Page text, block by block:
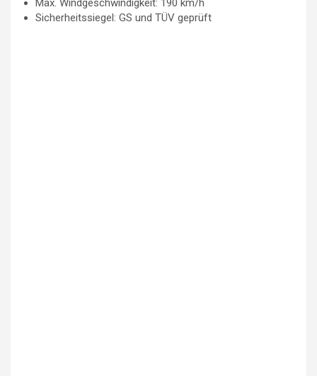
Max. Windgeschwindigkeit: 190 km/h
Sicherheitssiegel: GS und TÜV geprüft